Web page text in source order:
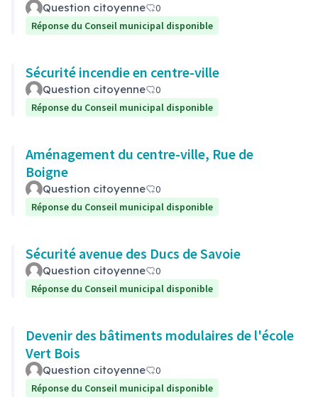
Question citoyenne
0
Réponse du Conseil municipal disponible
Sécurité incendie en centre-ville
Question citoyenne
0
Réponse du Conseil municipal disponible
Aménagement du centre-ville, Rue de
Boigne
Question citoyenne
0
Réponse du Conseil municipal disponible
Sécurité avenue des Ducs de Savoie
Question citoyenne
0
Réponse du Conseil municipal disponible
Devenir des bâtiments modulaires de l'école
Vert Bois
Question citoyenne
0
Réponse du Conseil municipal disponible